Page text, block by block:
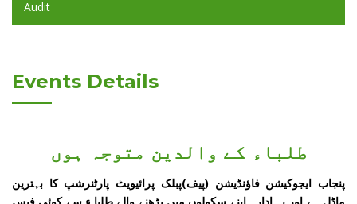
Audit
Events Details
طلباء کے والدین متوجہ ہوں
پنجاب ایجوکیشن فاؤنڈیشن (پیف)پبلک پرائیویٹ پارٹنرشپ کا بہترین